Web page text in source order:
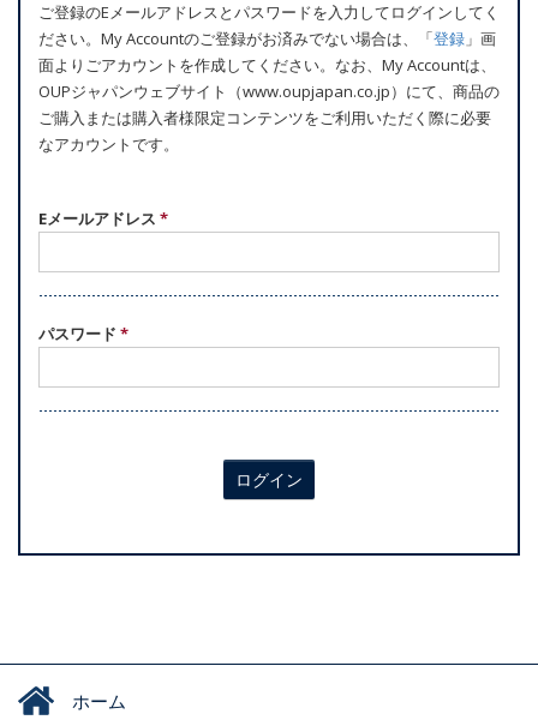
マ
リ
ー
タ
ブ
ご登録のEメールアドレスとパスワードを入力してログインしてく
ださい。My Accountのご登録がお済みでない場合は、「登録 」画
面よりごアカウントを作成してください。なお、My Accountは、
OUPジャパンウェブサイト（www.oupjapan.co.jp）にて、商品の
ご購入または購入者様限定コンテンツをご利用いただく際に必要
なアカウントです。
Eメールアドレス *
パスワード *
ログイン
ホーム